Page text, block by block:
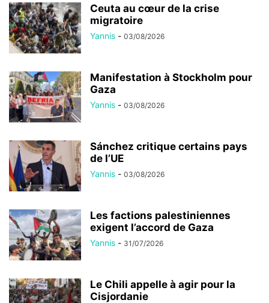
Ceuta au cœur de la crise
migratoire
Yannis - 03/08/2026
Manifestation à Stockholm pour
Gaza
Yannis - 03/08/2026
Sánchez critique certains pays
de l’UE
Yannis - 03/08/2026
Les factions palestiniennes
exigent l’accord de Gaza
Yannis - 31/07/2026
Le Chili appelle à agir pour la
Cisjordanie